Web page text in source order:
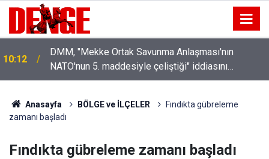
10:12
DMM, "Mekke Ortak Savunma Anlaşması'nın
NATO'nun 5. maddesiyle çeliştiği" iddiasını
yalanladı
Anasayfa BÖLGE ve İLÇELER
Fındıkta gübreleme
zamanı başladı
Fındıkta gübreleme zamanı başladı